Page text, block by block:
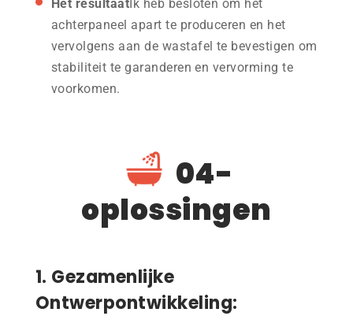
Het resultaatIk heb besloten om het
achterpaneel apart te produceren en het
vervolgens aan de wastafel te bevestigen om
stabiliteit te garanderen en vervorming te
voorkomen.
04-
oplossingen
1. Gezamenlijke
Ontwerpontwikkeling: